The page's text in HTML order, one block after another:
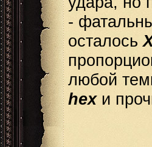
-
осталось
любой
hexи